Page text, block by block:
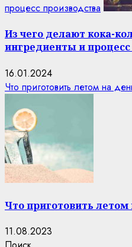
процесс производства
Из чего делают кока-
ингредиенты и
16.01.2024
Что приготовить летом на
Что приготовить
11.08.2023